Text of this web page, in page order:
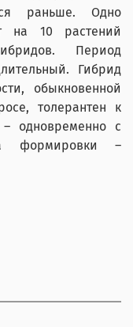
раньше. Одно
на 10 растений
Период
Гибрид
обыкновенной
толерантен к
одновременно с
формировки –